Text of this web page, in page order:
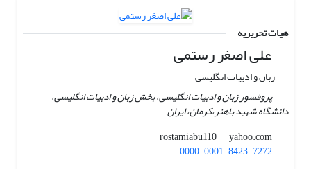
هیات تحریریه
علی اصغر رستمی
زبان و ادبیات انگلیسی
پروفسور زبان و ادبیات انگلیسی، بخش زبان و ادبیات انگلیسی،
دانشگاه شهید باهنر،کرمان، ایران
rostamiabu110
yahoo.com
0000-0001-8423-7272